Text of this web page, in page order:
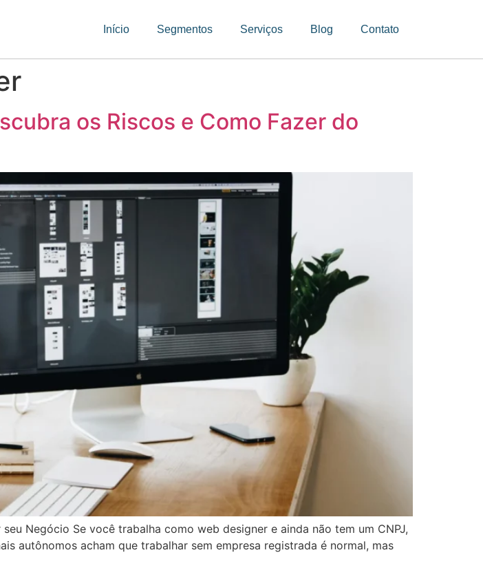
Início Segmentos Serviços Blog Contato
os Riscos e Como Fazer do
Negócio Se você trabalha como web designer e ainda não tem um CNPJ,
autônomos acham que trabalhar sem empresa registrada é normal, mas